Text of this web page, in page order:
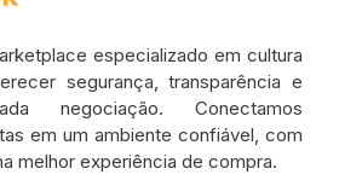
especializado em cultura
segurança, transparência e
negociação. Conectamos
em um ambiente confiável, com
melhor experiência de compra.